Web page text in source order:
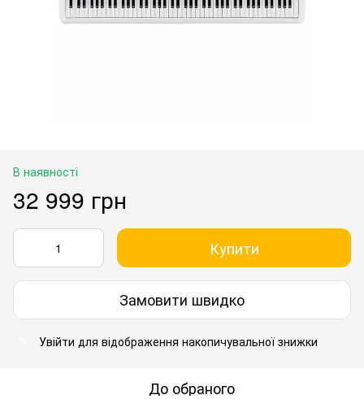
В наявності
32 999 грн
Купити
Замовити швидко
Увійти для відображення накопичувальної знижки
До обраного